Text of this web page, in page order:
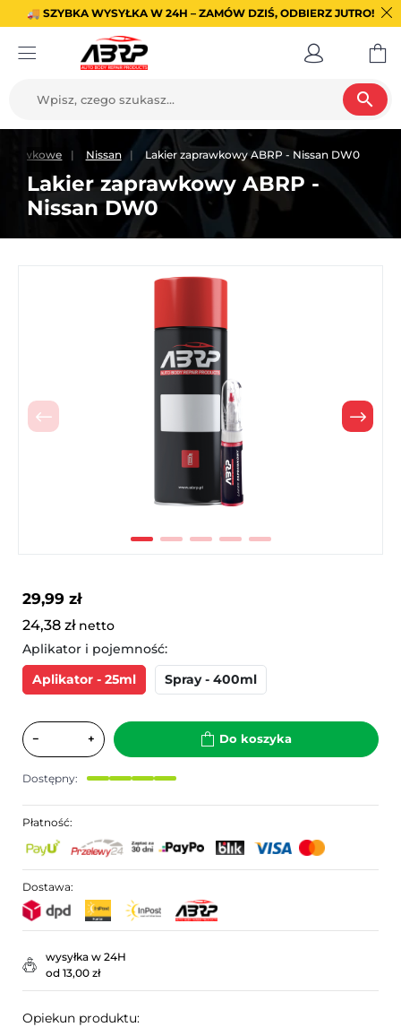
🚚 SZYBKA WYSYŁKA W 24H – ZAMÓW DZIŚ, ODBIERZ JUTRO!
search
Nissan Lakier zaprawkowy ABRP - Nissan DW0
Lakier zaprawkowy ABRP -
Nissan DW0
Poprzedni
29,99 zł
24,38 zł netto
Aplikator i pojemność:
Aplikator - 25ml
Spray - 400ml
− + Do koszyka
Dostępny:
Płatność:
Dostawa:
wysyłka w 24H
od 13,00 zł
Opiekun produktu: